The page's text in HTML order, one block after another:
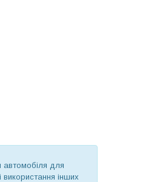
автомобіля для
інших